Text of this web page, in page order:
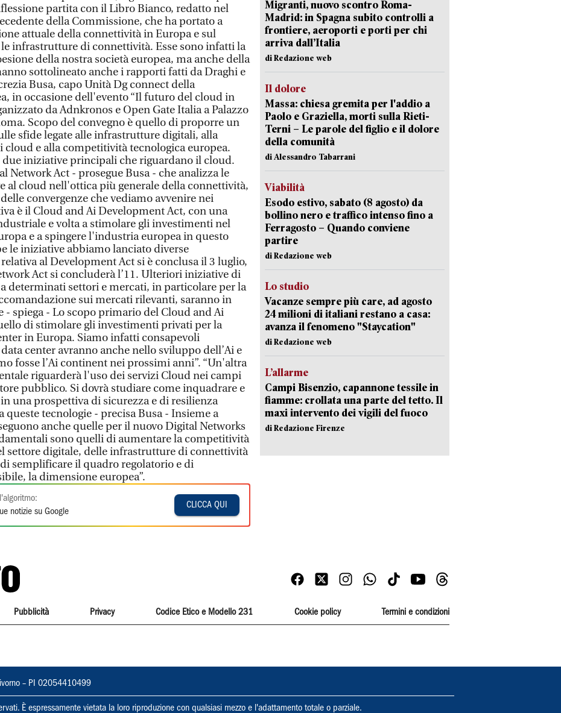
partita con il Libro Bianco, redatto nel
della Commissione, che ha portato a
attuale della connettività in Europa e sul
infrastrutture di connettività. Esse sono infatti la
della nostra società europea, ma anche della
sottolineato anche i rapporti fatti da Draghi e
Busa, capo Unità Dg connect della
in occasione dell'evento “Il futuro del cloud in
da Adnkronos e Open Gate Italia a Palazzo
Scopo del convegno è quello di proporre un
sfide legate alle infrastrutture digitali, alla
cloud e alla competitività tecnologica europea.
due iniziative principali che riguardano il cloud.
Network Act - prosegue Busa - che analizza le
al cloud nell'ottica più generale della connettività,
convergenze che vediamo avvenire nei
è il Cloud and Ai Development Act, con una
e volta a stimolare gli investimenti nel
e a spingere l'industria europea in questo
le iniziative abbiamo lanciato diverse
al Development Act si è conclusa il 3 luglio,
Act si concluderà l’11. Ulteriori iniziative di
determinati settori e mercati, in particolare per la
sui mercati rilevanti, saranno in
- spiega - Lo scopo primario del Cloud and Ai
di stimolare gli investimenti privati per la
in Europa. Siamo infatti consapevoli
center avranno anche nello sviluppo dell’Ai e
fosse l’Ai continent nei prossimi anni”. “Un'altra
riguarderà l'uso dei servizi Cloud nei campi
pubblico. Si dovrà studiare come inquadrare e
una prospettiva di sicurezza e di resilienza
queste tecnologie - precisa Busa - Insieme a
anche quelle per il nuovo Digital Networks
sono quelli di aumentare la competitività
settore digitale, delle infrastrutture di connettività
semplificare il quadro regolatorio e di
la dimensione europea”.
notizie su Google
CLICCA QUI
Migranti, nuovo scontro Roma-
Madrid: in Spagna subito controlli a
frontiere, aeroporti e porti per chi
arriva dall’Italia
di Redazione web
Il dolore
Massa: chiesa gremita per l'addio a
Paolo e Graziella, morti sulla Rieti-
Terni – Le parole del figlio e il dolore
della comunità
di Alessandro Tabarrani
Viabilità
Esodo estivo, sabato (8 agosto) da
bollino nero e traffico intenso fino a
Ferragosto – Quando conviene
partire
di Redazione web
Lo studio
Vacanze sempre più care, ad agosto
24 milioni di italiani restano a casa:
avanza il fenomeno "Staycation"
di Redazione web
L’allarme
Campi Bisenzio, capannone tessile in
fiamme: crollata una parte del tetto. Il
maxi intervento dei vigili del fuoco
di Redazione Firenze
Pubblicità Privacy Codice Etico e Modello 231 Cookie policy Termini e condizioni
– PI 02054410499
È espressamente vietata la loro riproduzione con qualsiasi mezzo e l'adattamento totale o parziale.